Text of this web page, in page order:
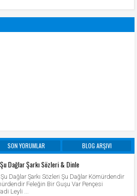
SON YORUMLAR BLOG ARŞIVI
Dağlar Şarkı Sözleri & Dinle
Dağlar Şarkı Sözleri Şu Dağlar Kömürdendir
Feleğin Bir Guşu Var Pençesi
Leyli ...